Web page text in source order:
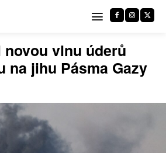
vlnu úderů
na jihu Pásma Gazy